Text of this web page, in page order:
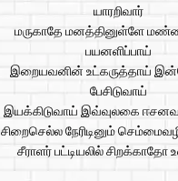
யாரறிவார்
மருகாதே மனத்தினுள்ளே
பயனளிப்பாய்
இறையவனின் உட்கருத்தாய்
பேசிடுவாய்
இயக்கிடுவாய் இவ்வுலகை
சிறைசெல்ல நேரிடினும்
சீராளர் பட்டியலில் சிறக்காதோ